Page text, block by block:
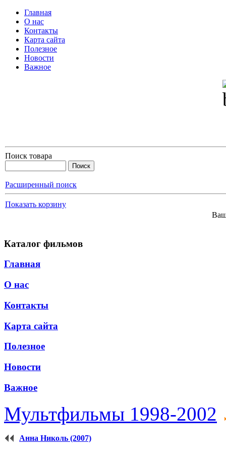
Главная
О нас
Контакты
Карта сайта
Полезное
Новости
Важное
Поиск товара
Расширенный поиск
Показать корзину
Каталог фильмов
Главная
О нас
Контакты
Карта сайта
Полезное
Новости
Важное
Мультфильмы 1998-2002
Анна Николь (2007)